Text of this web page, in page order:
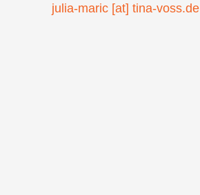
julia-maric [at] tina-voss.de